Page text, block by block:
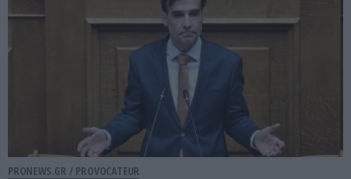
PRONEWS.GR / PROVOCATEUR